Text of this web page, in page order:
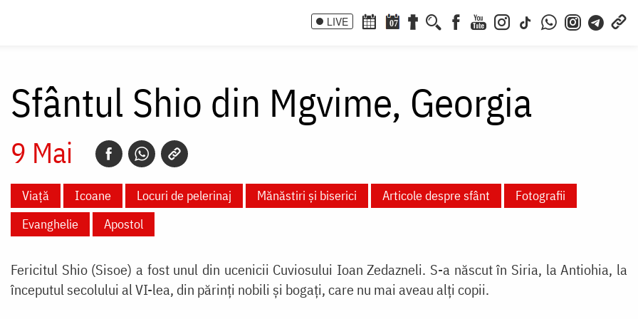
LIVE 07
Sfântul Shio din Mgvime, Georgia
9 Mai
Viață Icoane Locuri de pelerinaj Mănăstiri și biserici Articole despre sfânt
Fotografii
Evanghelie
Apostol
Fericitul Shio (Sisoe) a fost unul din ucenicii Cuviosului Ioan Zedazneli. S-a născut în Siria, la Antiohia, la
începutul secolului al VI-lea, din părinți nobili și bogați, care nu mai aveau alți copii.